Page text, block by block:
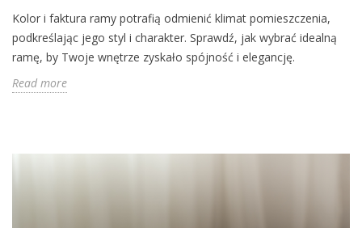
Kolor i faktura ramy potrafią odmienić klimat pomieszczenia,
podkreślając jego styl i charakter. Sprawdź, jak wybrać idealną
ramę, by Twoje wnętrze zyskało spójność i elegancję.
Read more